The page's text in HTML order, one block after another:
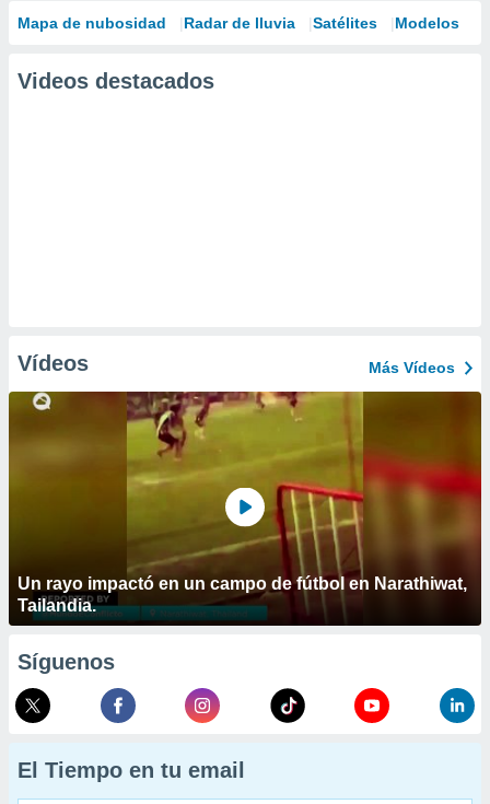
Mapa de nubosidad Radar de lluvia Satélites Modelos
Videos destacados
Vídeos Más Vídeos
Un rayo impactó en un campo de fútbol en Narathiwat,
Tailandia.
Síguenos
El Tiempo en tu email